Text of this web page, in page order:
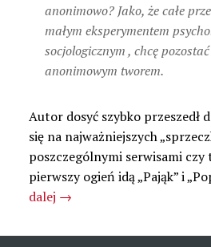
anonimowo? Jako, że całe
małym eksperymentem
socjologicznym , chcę
anonimowym tworem.
Autor dosyć szybko przeszedł
się na najważniejszych
poszczególnymi serwisami czy
pierwszy ogień idą „Pająk” i
dalej →